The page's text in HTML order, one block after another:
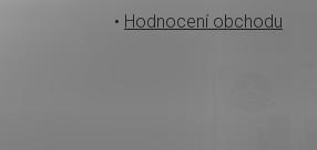
• Hodnocení obchodu